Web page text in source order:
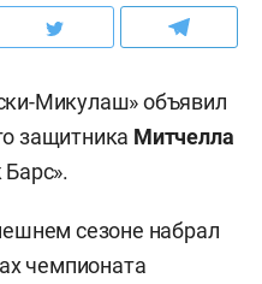
Микулаш» объявил
защитника Митчелла
Барс».
сезоне набрал
чемпионата